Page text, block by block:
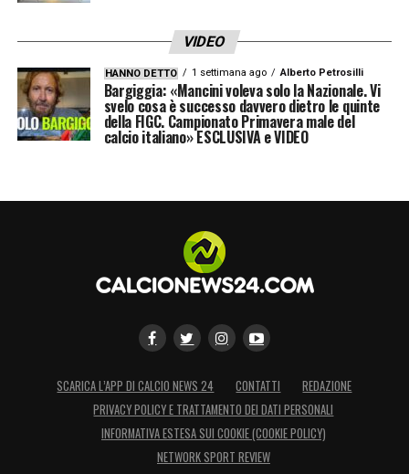
VIDEO
HANNO DETTO 1 settimana ago Alberto Petrosilli
Bargiggia: «Mancini voleva solo la Nazionale. Vi
svelo cosa è successo davvero dietro le quinte
della FIGC. Campionato Primavera male del
calcio italiano» ESCLUSIVA e VIDEO
SCARICA L’APP DI CALCIO NEWS 24 CONTATTI
REDAZIONE
PRIVACY POLICY E TRATTAMENTO DEI DATI PERSONALI
INFORMATIVA ESTESA SUI COOKIE (COOKIE POLICY)
NETWORK SPORT REVIEW